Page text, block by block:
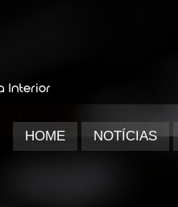
HOME NOTÍCIAS